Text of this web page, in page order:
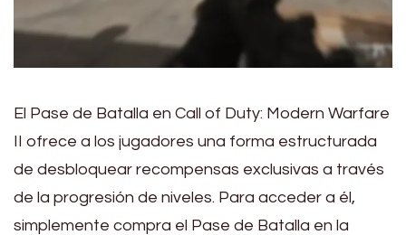
El Pase de Batalla en Call of Duty: Modern Warfare
II ofrece a los jugadores una forma estructurada
de desbloquear recompensas exclusivas a través
de la progresión de niveles. Para acceder a él,
simplemente compra el Pase de Batalla en la